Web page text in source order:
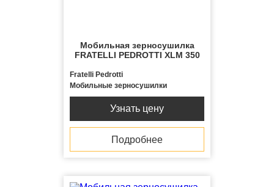
Мобильная зерносушилка
FRATELLI PЕDROTTI ХLМ 350
Fratelli Pedrotti
Мобильные зерносушилки
Узнать цену
Подробнее